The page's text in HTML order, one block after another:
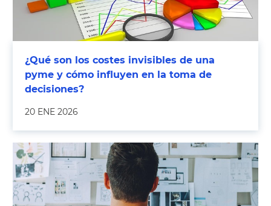
¿Qué son los costes invisibles de una
pyme y cómo influyen en la toma de
decisiones?
20 ENE 2026